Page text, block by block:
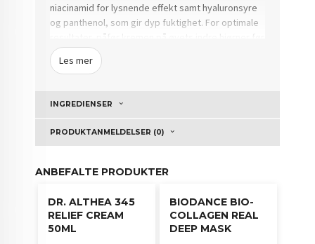
niacinamid for lysnende effekt samt hyaluronsyre
og panthenol, som gir dyp fuktighet. For optimale
du fordeler den utover.
hjørnene og beveg deg utover.
Husk å anvende solkrem med høy solfaktor på
dagtid.
Les mer
INGREDIENSER
PRODUKTANMELDELSER (0)
ANBEFALTE PRODUKTER
DR. ALTHEA 345
RELIEF CREAM
50ML
BIODANCE BIO-
COLLAGEN REAL
DEEP MASK